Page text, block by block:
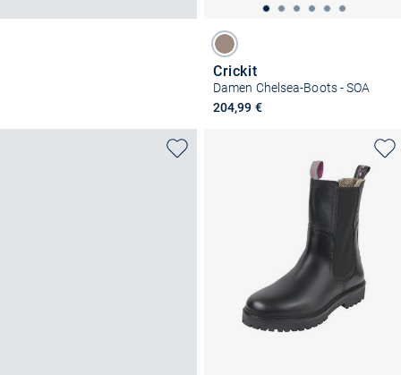
Crickit
Damen Chelsea-Boots - SOA
204,99 €